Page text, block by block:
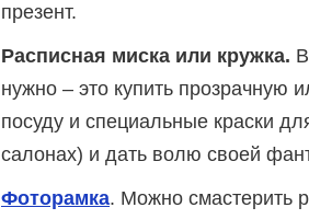
презент.
Расписная миска или кружка.
нужно – это купить прозрачную
посуду и специальные краски
салонах) и дать волю своей
Фоторамка. Можно смастерить